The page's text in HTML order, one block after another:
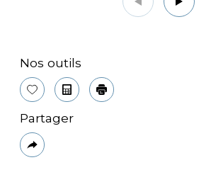
Nos outils
Sélectionner
Calculatrice
Imprimer
Partager
Plus
de